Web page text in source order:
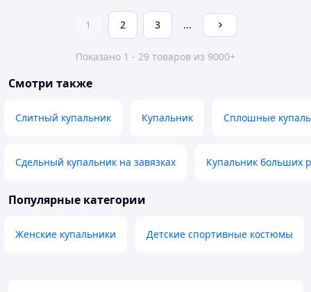
1 2 3 ...
Показано 1 - 29 товаров из 9000+
Смотри также
Слитный купальник Купальник Сплошные
Сдельный купальник на завязках Купальник больших
Популярные категории
Женские купальники Детские спортивные костюмы